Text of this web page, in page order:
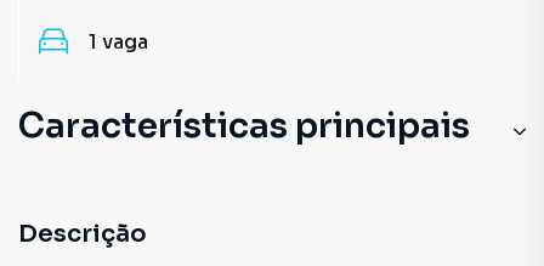
1 vaga
Características principais
Descrição